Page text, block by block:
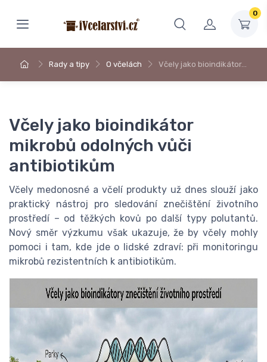
0
Rady a tipy O včelách Včely jako bioindikátor…
Včely jako bioindikátor
mikrobů odolných vůči
antibiotikům
Včely medonosné a včelí produkty už dnes slouží jako
praktický nástroj pro sledování znečištění životního
prostředí – od těžkých kovů po další typy polutantů.
Nový směr výzkumu však ukazuje, že by včely mohly
pomoci i tam, kde jde o lidské zdraví: při monitoringu
mikrobů rezistentních k antibiotikům.